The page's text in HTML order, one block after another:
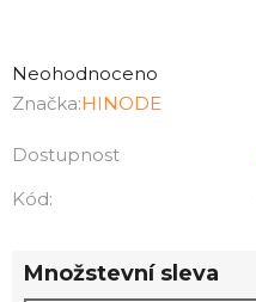
hodnocení
produktu
0,0
z
Neohodnoceno
Značka:HINODE
Dostupnost
Kód:
Množstevní sleva